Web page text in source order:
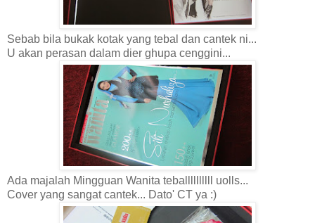
Sebab bila bukak kotak yang tebal dan cantek ni...
U akan perasan dalam dier ghupa cenggini...
Ada majalah Mingguan Wanita teballllllllll uolls...
Cover yang sangat cantek... Dato' CT ya :)